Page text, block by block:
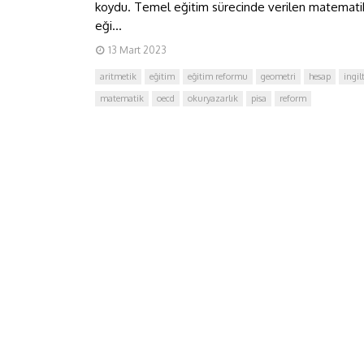
koydu. Temel eğitim sürecinde verilen
eği...
13 Mart 2023
aritmetik eğitim eğitim reformu geometri hesap
matematik
oecd okuryazarlık pisa reform